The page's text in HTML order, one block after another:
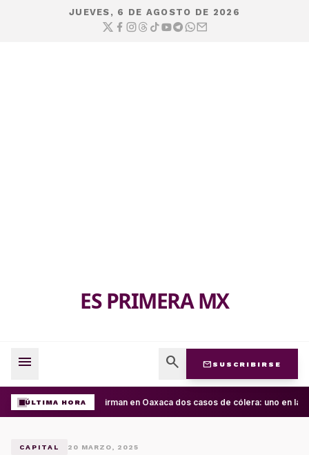
JUEVES, 6 DE AGOSTO DE 2026
ES PRIMERA MX
menu search mail SUSCRIBIRSE
ÚLTIMA HORAConfirman en Oaxaca dos casos de cólera: uno en la
CAPITAL 20 MARZO, 2025